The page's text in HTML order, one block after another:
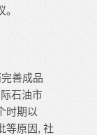
善成品
石油市
时期以
等原因, 社